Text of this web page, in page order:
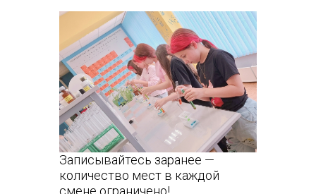
Записывайтесь заранее —
количество мест в каждой
смене ограничено!